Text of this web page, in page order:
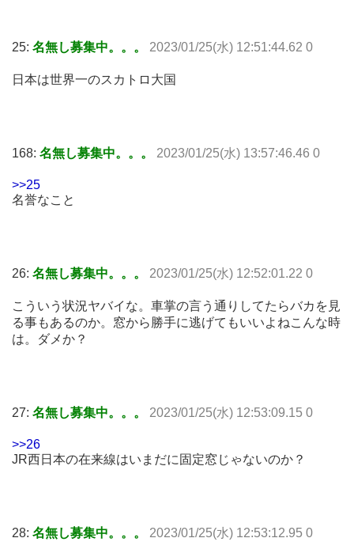
25: 名無し募集中。。。 2023/01/25(水) 12:51:44.62 0
日本は世界一のスカトロ大国
168: 名無し募集中。。。 2023/01/25(水) 13:57:46.46 0
>>25
名誉なこと
26: 名無し募集中。。。 2023/01/25(水) 12:52:01.22 0
こういう状況ヤバイな。車掌の言う通りしてたらバカを見
る事もあるのか。窓から勝手に逃げてもいいよねこんな時
は。ダメか？
27: 名無し募集中。。。 2023/01/25(水) 12:53:09.15 0
>>26
JR西日本の在来線はいまだに固定窓じゃないのか？
28: 名無し募集中。。。 2023/01/25(水) 12:53:12.95 0